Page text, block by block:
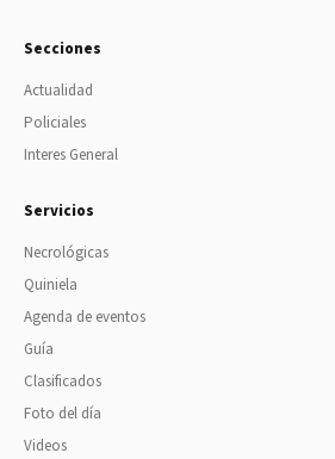
Secciones
Actualidad
Policiales
Interes General
Servicios
Necrológicas
Quiniela
Agenda de eventos
Guía
Clasificados
Foto del día
Videos